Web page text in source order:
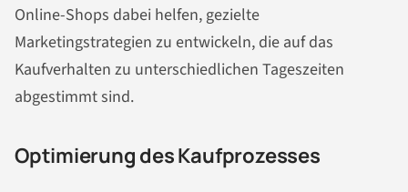
Online-Shops dabei helfen, gezielte
Marketingstrategien zu entwickeln, die auf das
Kaufverhalten zu unterschiedlichen Tageszeiten
abgestimmt sind.
Optimierung des Kaufprozesses